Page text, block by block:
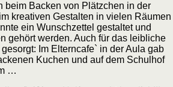
beim Backen von Plätzchen in der
kreativen Gestalten in vielen Räumen
ein Wunschzettel gestaltet und
gehört werden. Auch für das leibliche
Im Elterncafe` in der Aula gab
Kuchen und auf dem Schulhof
…